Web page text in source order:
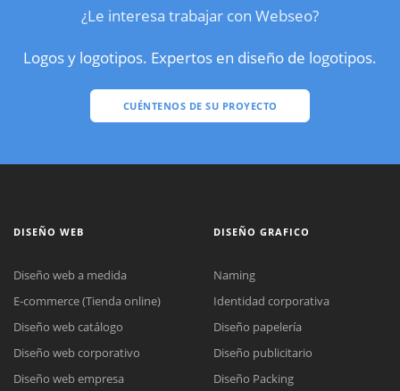
¿Le interesa trabajar con Webseo?
Logos y logotipos. Expertos en diseño de logotipos.
CUÉNTENOS DE SU PROYECTO
DISEÑO WEB
Diseño web a medida
E-commerce (Tienda online)
Diseño web catálogo
Diseño web corporativo
Diseño web empresa
DISEÑO GRAFICO
Naming
Identidad corporativa
Diseño papelería
Diseño publicitario
Diseño Packing